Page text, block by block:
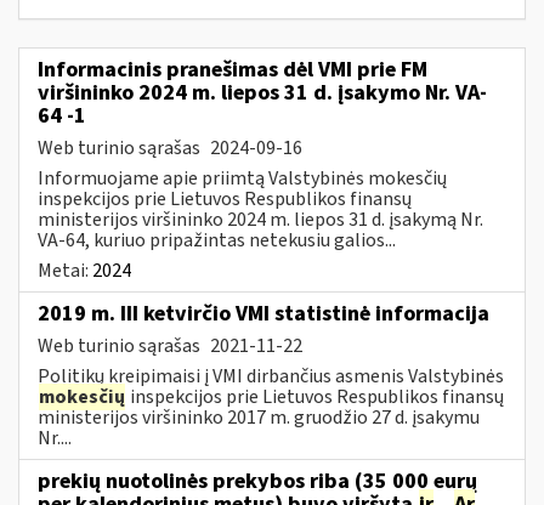
Informacinis pranešimas dėl VMI prie FM
viršininko 2024 m. liepos 31 d. įsakymo Nr. VA-
64 -1
Web turinio sąrašas 2024-09-16
Informuojame apie priimtą Valstybinės mokesčių
inspekcijos prie Lietuvos Respublikos finansų
ministerijos viršininko 2024 m. liepos 31 d. įsakymą Nr.
VA-64, kuriuo pripažintas netekusiu galios...
Metai: 2024
2019 m. III ketvirčio VMI statistinė informacija
Web turinio sąrašas 2021-11-22
Politikų kreipimaisi į VMI dirbančius asmenis Valstybinės
mokesčių inspekcijos prie Lietuvos Respublikos finansų
ministerijos viršininko 2017 m. gruodžio 27 d. įsakymu
Nr....
prekių nuotolinės prekybos riba (35 000 eurų